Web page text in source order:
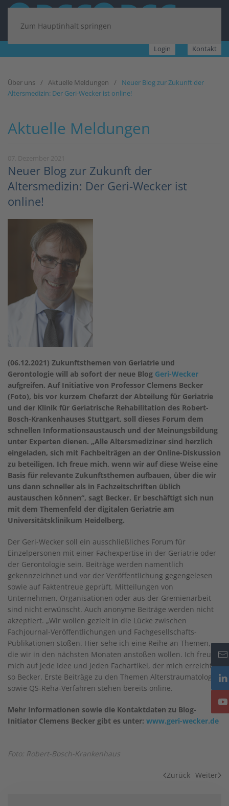
Zum Hauptinhalt springen
Login Kontakt
Über uns Aktuelle Meldungen
Neuer Blog zur Zukunft der
Altersmedizin: Der Geri-Wecker ist online!
Aktuelle Meldungen
Neuer Blog zur Zukunft der
Altersmedizin: Der Geri-Wecker ist
online!
(06.12.2021) Zukunftsthemen von Geriatrie und
Gerontologie will ab sofort der neue Blog Geri-Wecker
aufgreifen. Auf Initiative von Professor Clemens Becker
(Foto), bis vor kurzem Chefarzt der Abteilung für Geriatrie
und der Klinik für Geriatrische Rehabilitation des Robert-
Bosch-Krankenhauses Stuttgart, soll dieses Forum dem
schnellen Informationsaustausch und der Meinungsbildung
unter Experten dienen. „Alle Altersmediziner sind herzlich
eingeladen, sich mit Fachbeiträgen an der Online-Diskussion
zu beteiligen. Ich freue mich, wenn wir auf diese Weise eine
Basis für relevante Zukunftsthemen aufbauen, über die wir
uns dann schneller als in Fachzeitschriften üblich
austauschen können“, sagt Becker. Er beschäftigt sich nun
mit dem Themenfeld der digitalen Geriatrie am
Universitätsklinikum Heidelberg.
Der Geri-Wecker soll ein ausschließliches Forum für
Einzelpersonen mit einer Fachexpertise in der Geriatrie oder
der Gerontologie sein. Beiträge werden namentlich
gekennzeichnet und vor der Veröffentlichung gegengelesen
sowie auf Faktentreue geprüft. Mitteilungen von
Unternehmen, Organisationen oder aus der Gremienarbeit
sind nicht erwünscht. Auch anonyme Beiträge werden nicht
akzeptiert. „Wir wollen gezielt in die Lücke zwischen
Fachjournal-Veröffentlichungen und Fachgesellschafts-
Publikationen stoßen. Hier sehe ich eine Reihe an Themen,
die wir in den nächsten Monaten anstoßen wollen. Ich freue
mich auf jede Idee und jeden Fachartikel, der mich erreicht“,
so Becker. Erste Beiträge zu den Themen Alterstraumatologie
sowie QS-Reha-Verfahren stehen bereits online.
Mehr Informationen sowie die Kontaktdaten zu Blog-
Initiator Clemens Becker gibt es unter: www.geri-wecker.de
Foto: Robert-Bosch-Krankenhaus
Zurück Weiter